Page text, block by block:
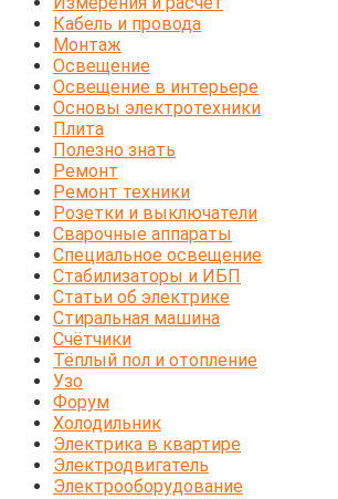
Кабель и провода
Монтаж
Освещение
Освещение в интерьере
Основы электротехники
Плита
Полезно знать
Ремонт
Ремонт техники
Розетки и выключатели
Сварочные аппараты
Специальное освещение
Стабилизаторы и ИБП
Статьи об электрике
Стиральная машина
Счётчики
Тёплый пол и отопление
Узо
Форум
Холодильник
Электрика в квартире
Электродвигатель
Электрооборудование